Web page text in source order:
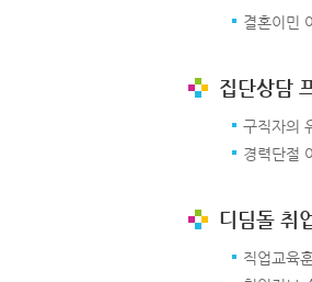
결혼이민
집단상담
구직자의
경력단절
디딤돌 취
직업교육